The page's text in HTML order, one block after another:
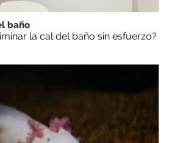
baño
la cal del baño sin esfuerzo?